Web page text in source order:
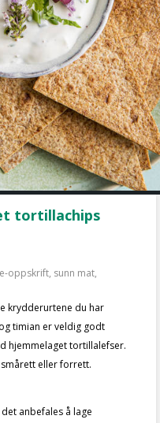
tortillachips
oppskrift, sunn mat,
krydderurtene du har
timian er veldig godt
hjemmelaget tortillalefser.
eller forrett.
anbefales å lage